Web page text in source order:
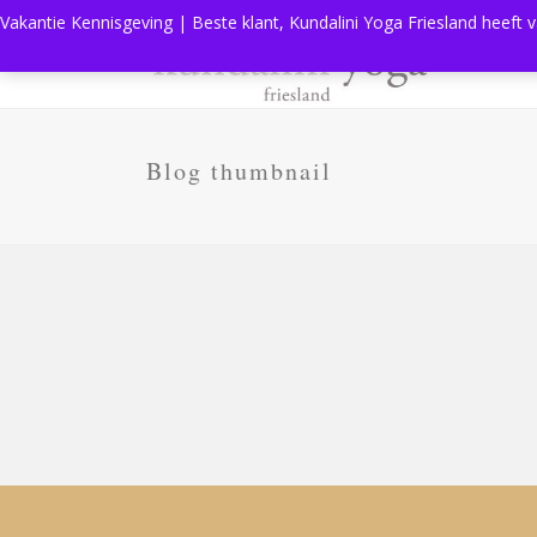
Blog thumbnail
Vakantie Kennisgeving | Beste klant, Kundalini Yoga Friesland